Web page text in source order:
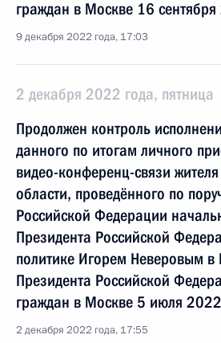
граждан в Москве 16
9 декабря 2022 года, 17:03
2 декабря 2022 года, пятница
Продолжен контроль
данного по итогам личного
видео-конференц-связи
области, проведённого по
Российской Федерации
Президента Российской
политике Игорем Неверовым
Президента Российской
граждан в Москве 5 июля
2 декабря 2022 года, 17:55